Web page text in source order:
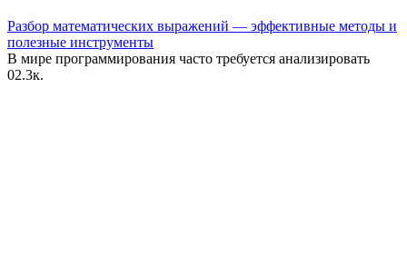
Разбор математических выражений — эффективные методы и
полезные инструменты
В мире программирования часто требуется анализировать
02.3к.